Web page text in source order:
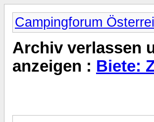
Campingforum
Archiv verlassen
anzeigen : Biete: